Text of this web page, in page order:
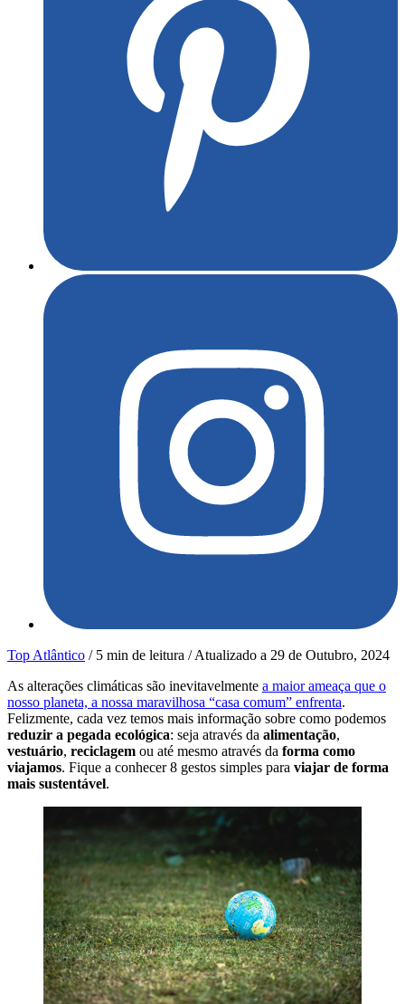
Top Atlântico / 5 min de leitura /Atualizado a 29 de Outubro, 2024
As alterações climáticas são inevitavelmente a maior ameaça que o
nosso planeta, a nossa maravilhosa “casa comum” enfrenta.
Felizmente, cada vez temos mais informação sobre como podemos
reduzir a pegada ecológica: seja através da alimentação,
vestuário, reciclagem ou até mesmo através da forma como
viajamos. Fique a conhecer 8 gestos simples para viajar de forma
mais sustentável.